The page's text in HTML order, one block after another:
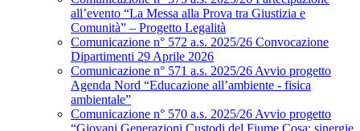
all’evento “La Messa alla Prova tra Giustizia e
Comunità” – Progetto Legalità
Comunicazione n° 572 a.s. 2025/26 Convocazione
Dipartimenti 29 Aprile 2026
Comunicazione n° 571 a.s. 2025/26 Avvio progetto
Agenda Nord “Educazione all’ambiente - fisica
ambientale”
Comunicazione n° 570 a.s. 2025/26 Avvio progetto